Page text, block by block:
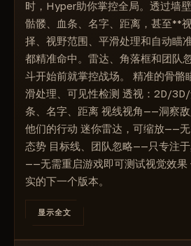
3D方框
角框
线条
雷达图
雷达刻度
视角
ESP预览
时，Hyper助你掌控全局。透过墙
骷髅、血条、名字、距离，甚至**
择、视野范围、平滑处理和自动瞄
都精准命中。雷达、角落框和团队
斗开始前就掌控战场。 精准的骨骼
滑处理、可见性检测 透视：2D/
条、名字、距离 视线视角——洞察
他们的行动 迷你雷达，可缩放——
态势 目标线、团队忽略——只专注
——无需重启游戏即可测试视觉效果
实的下一个版本。
显示全文